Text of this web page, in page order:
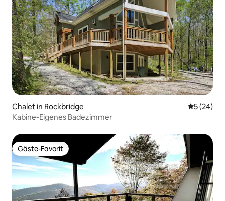
Chalet in Rockbridge
5 (24)
Kabine-Eigenes Badezimmer
Gäste-Favorit
Gäste-Favorit